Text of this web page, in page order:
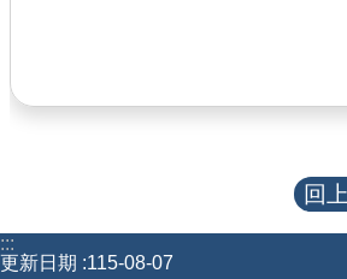
廉政平臺專區
工程
回
:::
更新日期
115-08-07